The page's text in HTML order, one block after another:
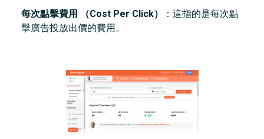
每次點擊費用 （Cost Per Click）
：這指的是每次點
擊廣告投放出價的費用。